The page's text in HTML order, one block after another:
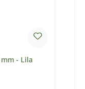
- Lila